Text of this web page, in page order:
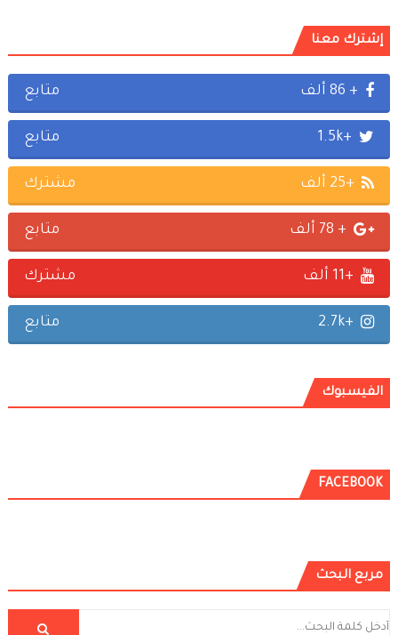
إشترك معنا
+ 86 ألف متابع
+1.5k متابع
+25 ألف مشترك
+ 78 ألف متابع
+11 ألف مشترك
+2.7k متابع
الفيسبوك
FACEBOOK
مربع البحث